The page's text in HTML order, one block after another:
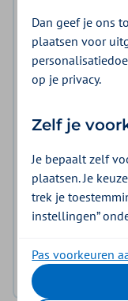
Tarieven en
Zorg die wij
Planning en
Naleving en
Aanvullingen en
Bijlage 2:
Dan geef je ons
plaatsen voor
op je privacy.
Zelf je
Je bepaalt zelf
plaatsen. Je
trek je
instellingen”
Pas voorkeuren